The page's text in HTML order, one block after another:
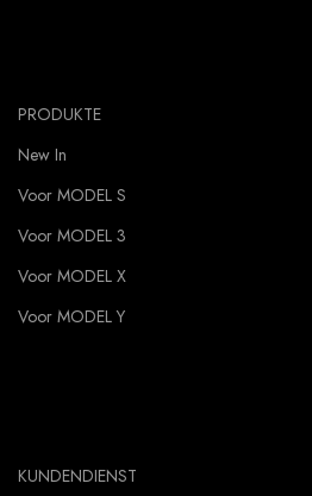
PRODUKTE
New In
Voor MODEL S
Voor MODEL 3
Voor MODEL X
Voor MODEL Y
KUNDENDIENST